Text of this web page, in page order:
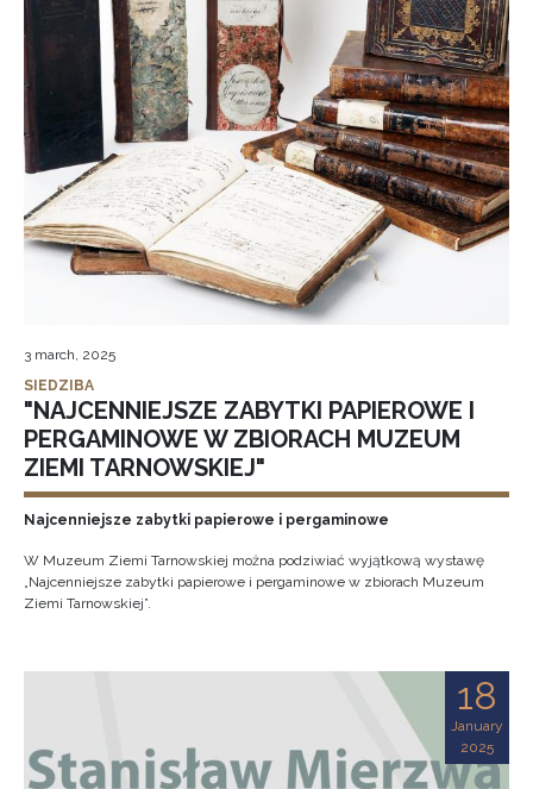
3 march, 2025
SIEDZIBA
"NAJCENNIEJSZE ZABYTKI PAPIEROWE I
PERGAMINOWE W ZBIORACH MUZEUM
ZIEMI TARNOWSKIEJ"
Najcenniejsze zabytki papierowe i pergaminowe
W Muzeum Ziemi Tarnowskiej można podziwiać wyjątkową wystawę
„Najcenniejsze zabytki papierowe i pergaminowe w zbiorach Muzeum
Ziemi Tarnowskiej”.
18
January
2025